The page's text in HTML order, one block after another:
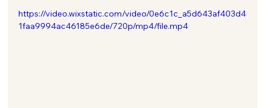
https://video.wixstatic.com/video/0e6c1c_a5d643af403d4
1faa9994ac46185e6de/720p/mp4/file.mp4